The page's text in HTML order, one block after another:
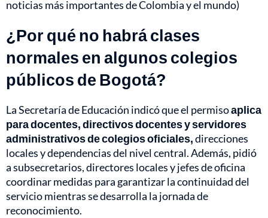
noticias más importantes de Colombia y el mundo)
¿Por qué no habrá clases
normales en algunos colegios
públicos de Bogotá?
La Secretaría de Educación indicó que el permisoaplica
para docentes, directivos docentes y servidores
administrativos de colegios oficiales,direcciones
locales y dependencias del nivel central. Además, pidió
a subsecretarios, directores locales y jefes de oficina
coordinar medidas para garantizar la continuidad del
servicio mientras se desarrolla la jornada de
reconocimiento.